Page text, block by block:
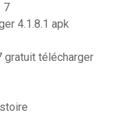
7
4.1.8.1 apk
télécharger